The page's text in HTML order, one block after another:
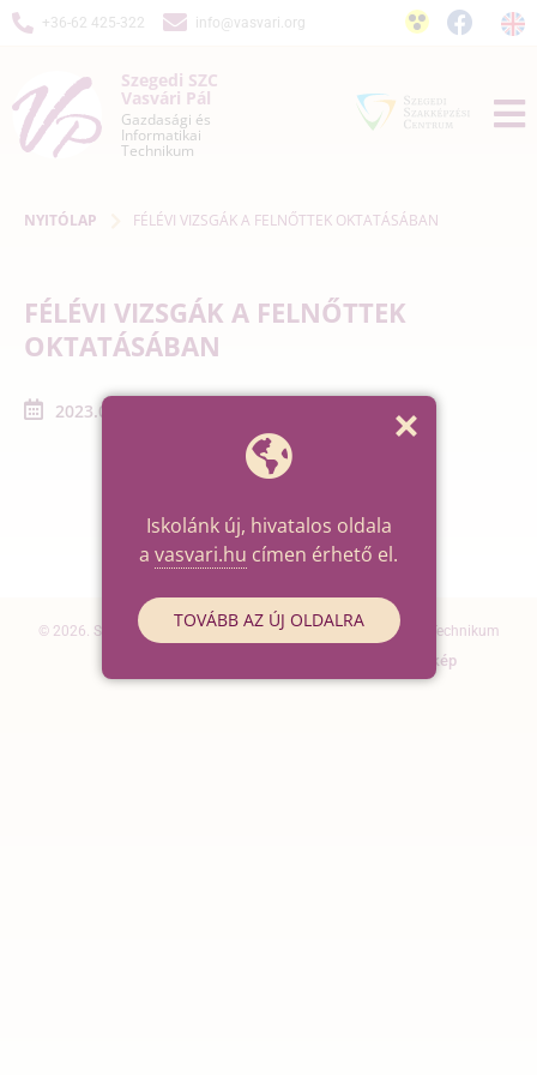
+36-62 425-322 info@vasvari.org
Szegedi SZC
Vasvári Pál
Gazdasági és
Informatikai
Technikum
NYITÓLAP FÉLÉVI VIZSGÁK A FELNŐTTEK OKTATÁSÁBAN
FÉLÉVI VIZSGÁK A FELNŐTTEK
OKTATÁSÁBAN
2023.01.09. - 2023.01.11.
© 2026. Szegedi SZC Vasvári Pál Gazdasági és Informatikai Technikum
Oldaltérkép
Iskolánk új, hivatalos oldala
a vasvari.hu címen érhető el.
TOVÁBB AZ ÚJ OLDALRA